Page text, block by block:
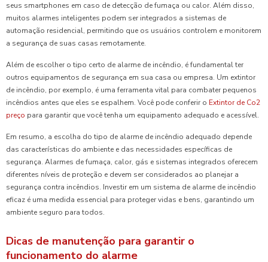
seus smartphones em caso de detecção de fumaça ou calor. Além disso,
muitos alarmes inteligentes podem ser integrados a sistemas de
automação residencial, permitindo que os usuários controlem e monitorem
a segurança de suas casas remotamente.
Além de escolher o tipo certo de alarme de incêndio, é fundamental ter
outros equipamentos de segurança em sua casa ou empresa. Um extintor
de incêndio, por exemplo, é uma ferramenta vital para combater pequenos
incêndios antes que eles se espalhem. Você pode conferir o Extintor de Co2
preço para garantir que você tenha um equipamento adequado e acessível.
Em resumo, a escolha do tipo de alarme de incêndio adequado depende
das características do ambiente e das necessidades específicas de
segurança. Alarmes de fumaça, calor, gás e sistemas integrados oferecem
diferentes níveis de proteção e devem ser considerados ao planejar a
segurança contra incêndios. Investir em um sistema de alarme de incêndio
eficaz é uma medida essencial para proteger vidas e bens, garantindo um
ambiente seguro para todos.
Dicas de manutenção para garantir o
funcionamento do alarme